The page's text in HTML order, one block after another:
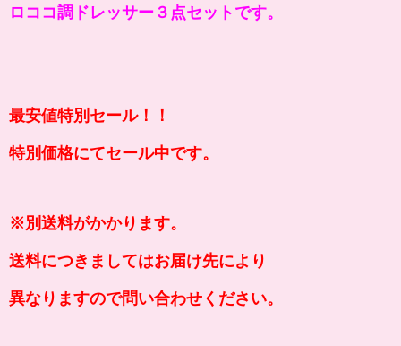
ロココ調ドレッサー３点セットです。
最安値特別セール！！
特別価格にてセール中です。
※別送料がかかります。
送料につきましてはお届け先により
異なりますので問い合わせください。